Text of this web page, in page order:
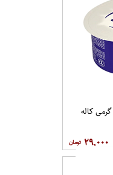
۲۹,۰۰۰